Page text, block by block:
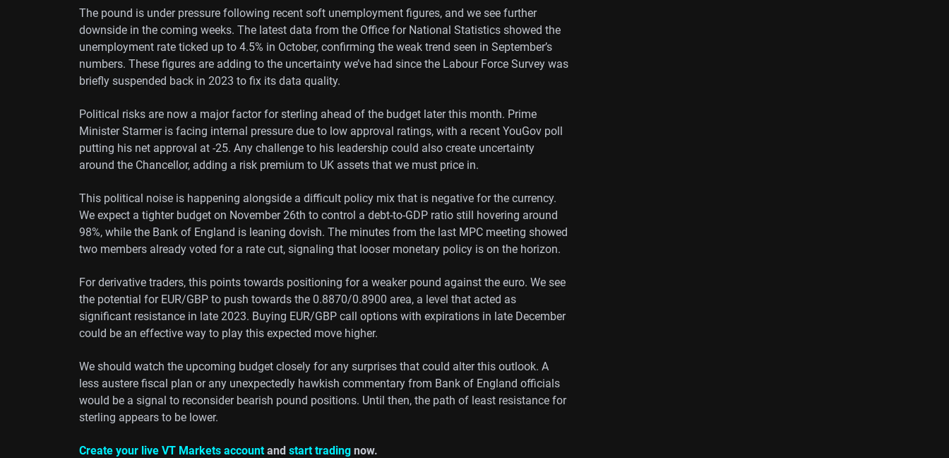
The pound is under pressure following recent soft unemployment figures, and we see further
downside in the coming weeks. The latest data from the Office for National Statistics showed the
unemployment rate ticked up to 4.5% in October, confirming the weak trend seen in September’s
numbers. These figures are adding to the uncertainty we’ve had since the Labour Force Survey was
briefly suspended back in 2023 to fix its data quality.
Political risks are now a major factor for sterling ahead of the budget later this month. Prime
Minister Starmer is facing internal pressure due to low approval ratings, with a recent YouGov poll
putting his net approval at -25. Any challenge to his leadership could also create uncertainty
around the Chancellor, adding a risk premium to UK assets that we must price in.
This political noise is happening alongside a difficult policy mix that is negative for the currency.
We expect a tighter budget on November 26th to control a debt-to-GDP ratio still hovering around
98%, while the Bank of England is leaning dovish. The minutes from the last MPC meeting showed
two members already voted for a rate cut, signaling that looser monetary policy is on the horizon.
For derivative traders, this points towards positioning for a weaker pound against the euro. We see
the potential for EUR/GBP to push towards the 0.8870/0.8900 area, a level that acted as
significant resistance in late 2023. Buying EUR/GBP call options with expirations in late December
could be an effective way to play this expected move higher.
We should watch the upcoming budget closely for any surprises that could alter this outlook. A
less austere fiscal plan or any unexpectedly hawkish commentary from Bank of England officials
would be a signal to reconsider bearish pound positions. Until then, the path of least resistance for
sterling appears to be lower.
Create your live VT Markets account and start trading now.